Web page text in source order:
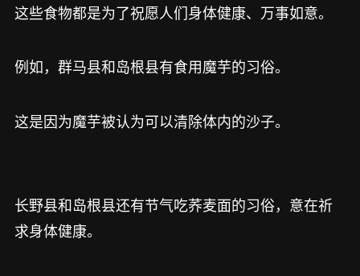
这些食物都是为了祝愿人们身体健康、万事如意。
例如，群马县和岛根县有食用魔芋的习俗。
这是因为魔芋被认为可以清除体内的沙子。
长野县和岛根县还有节气吃荞麦面的习俗，意在祈
求身体健康。